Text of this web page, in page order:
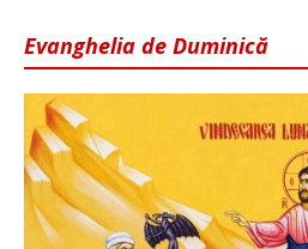
Evanghelia de Duminică